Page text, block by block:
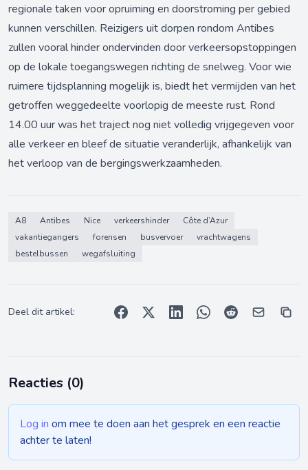
regionale taken voor opruiming en doorstroming per gebied
kunnen verschillen. Reizigers uit dorpen rondom Antibes
zullen vooral hinder ondervinden door verkeersopstoppingen
op de lokale toegangswegen richting de snelweg. Voor wie
ruimere tijdsplanning mogelijk is, biedt het vermijden van het
getroffen weggedeelte voorlopig de meeste rust. Rond
14.00 uur was het traject nog niet volledig vrijgegeven voor
alle verkeer en bleef de situatie veranderlijk, afhankelijk van
het verloop van de bergingswerkzaamheden.
A8 Antibes Nice verkeershinder
Côte d’Azur
vakantiegangers
forensen busvervoer
vrachtwagens
bestelbussen
wegafsluiting
Deel dit artikel:
Reacties (0)
Log in om mee te doen aan het gesprek en een reactie
achter te laten!